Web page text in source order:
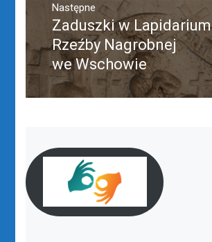
Następne
Następny
post:
Zaduszki w Lapidarium
Rzeźby Nagrobnej
we Wschowie